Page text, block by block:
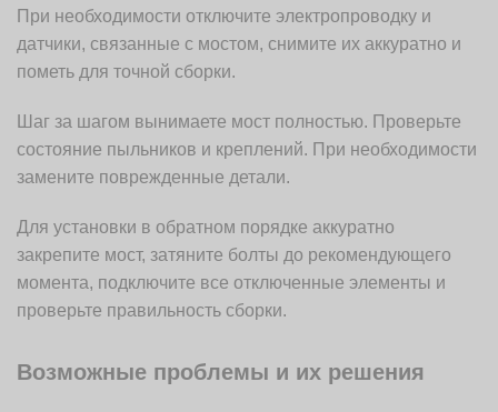
При необходимости отключите электропроводку и
датчики, связанные с мостом, снимите их аккуратно и
пометь для точной сборки.
Шаг за шагом вынимаете мост полностью. Проверьте
состояние пыльников и креплений. При необходимости
замените поврежденные детали.
Для установки в обратном порядке аккуратно
закрепите мост, затяните болты до рекомендующего
момента, подключите все отключенные элементы и
проверьте правильность сборки.
Возможные проблемы и их решения